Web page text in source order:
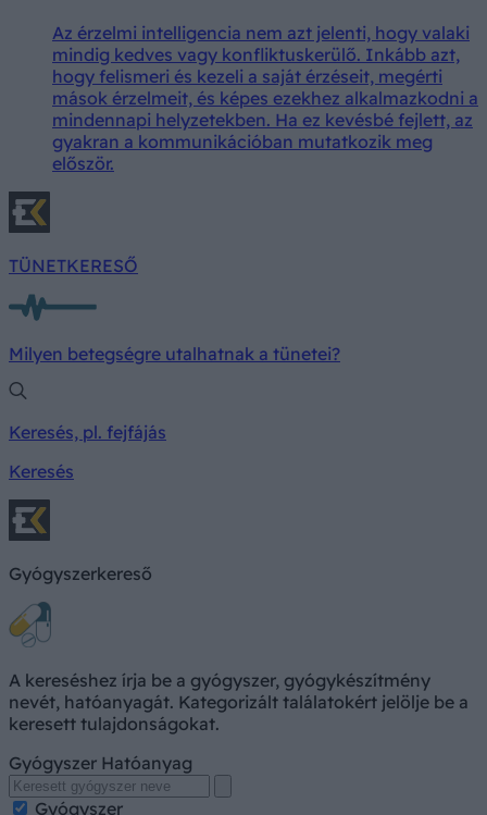
Az érzelmi intelligencia nem azt jelenti, hogy valaki
mindig kedves vagy konfliktuskerülő. Inkább azt,
hogy felismeri és kezeli a saját érzéseit, megérti
mások érzelmeit, és képes ezekhez alkalmazkodni a
mindennapi helyzetekben. Ha ez kevésbé fejlett, az
gyakran a kommunikációban mutatkozik meg
először.
TÜNETKERESŐ
Milyen betegségre utalhatnak a tünetei?
Keresés, pl. fejfájás
Keresés
Gyógyszerkereső
A kereséshez írja be a gyógyszer, gyógykészítmény
nevét, hatóanyagát. Kategorizált találatokért jelölje be a
keresett tulajdonságokat.
Gyógyszer Hatóanyag
Gyógyszer